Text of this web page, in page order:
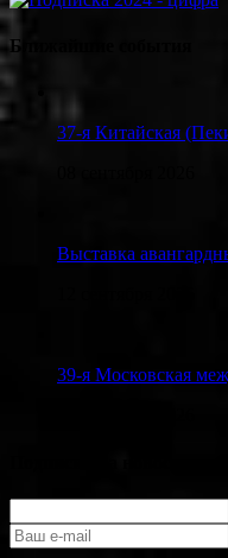
Ближайшие события
37-я Китайская
Выставка
39-я Московская